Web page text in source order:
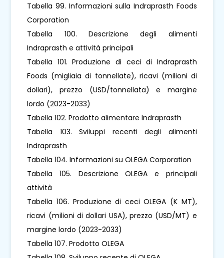
Tabella 99. Informazioni sulla Indraprasth Foods
Corporation
Tabella 100. Descrizione degli alimenti
Indraprasth e attività principali
Tabella 101. Produzione di ceci di Indraprasth
Foods (migliaia di tonnellate), ricavi (milioni di
dollari), prezzo (USD/tonnellata) e margine
lordo (2023-2033)
Tabella 102. Prodotto alimentare Indraprasth
Tabella 103. Sviluppi recenti degli alimenti
Indraprasth
Tabella 104. Informazioni su OLEGA Corporation
Tabella 105. Descrizione OLEGA e principali
attività
Tabella 106. Produzione di ceci OLEGA (K MT),
ricavi (milioni di dollari USA), prezzo (USD/MT) e
margine lordo (2023-2033)
Tabella 107. Prodotto OLEGA